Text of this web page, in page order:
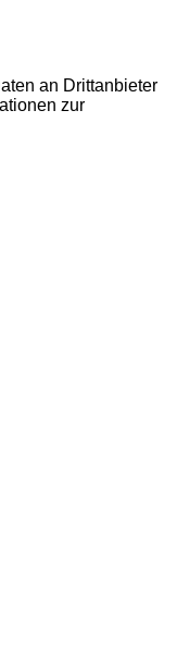
an Drittanbieter
zur